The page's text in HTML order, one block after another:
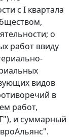
с I квартала
о
работ ввиду
видов
в
работ,
и суммарный